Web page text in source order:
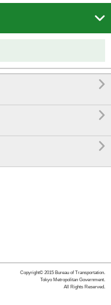




Copyright© 2015 Bureau of Transportation.
Tokyo Metropolitan Government.
All Rights Reserved.